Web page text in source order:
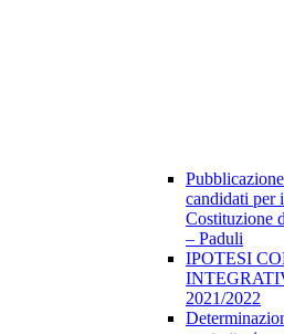
candidati per
Costituzione
– Paduli
IPOTESI
2021/2022